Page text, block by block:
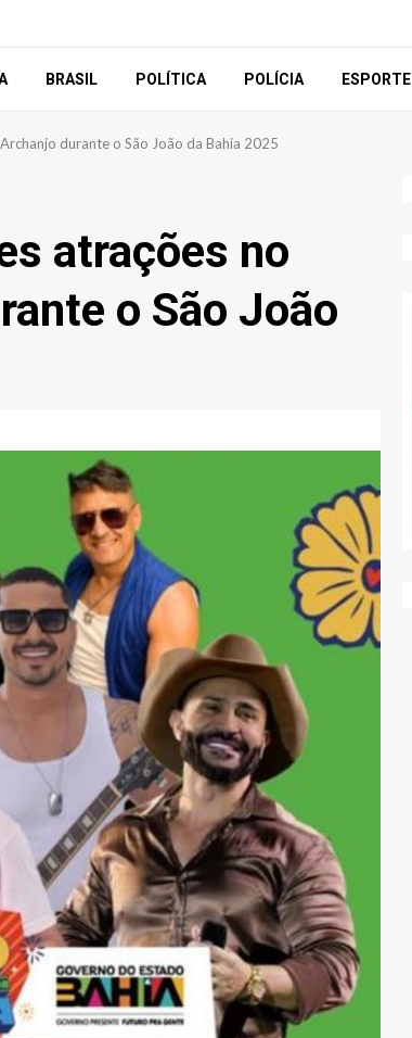
BRASIL POLÍTICA POLÍCIA ESPORTE
durante o São João da Bahia 2025
atrações no
o São João